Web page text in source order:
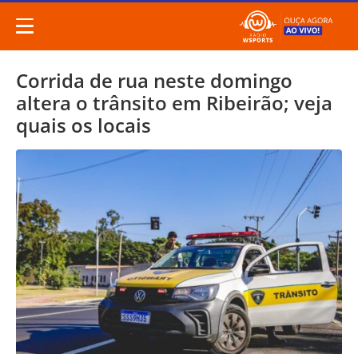
Corrida de rua neste domingo
altera o trânsito em Ribeirão; veja
quais os locais